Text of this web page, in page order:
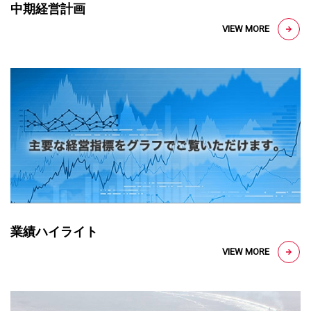
中期経営計画
業績ハイライト